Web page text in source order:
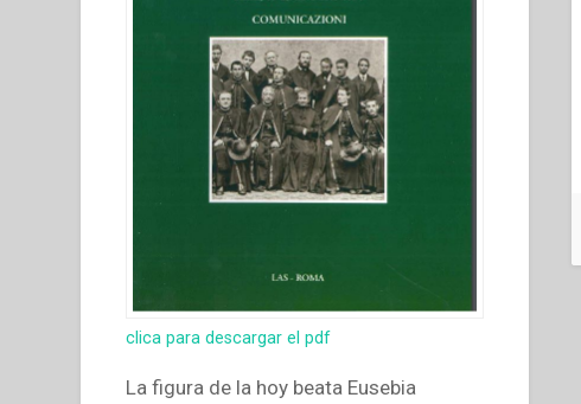
clica para descargar el pdf
La figura de la hoy beata Eusebia